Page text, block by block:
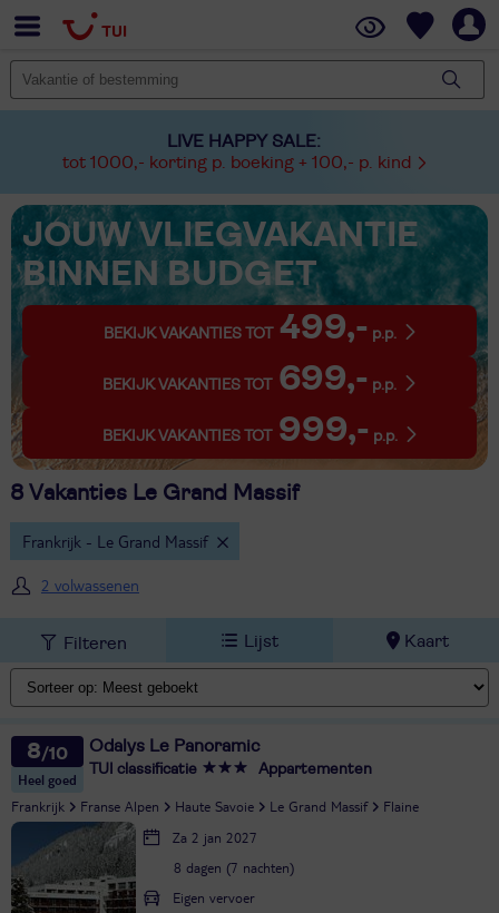
LIVE HAPPY SALE:
tot 1000,- korting p. boeking + 100,- p. kind
JOUW VLIEGVAKANTIE
BINNEN BUDGET
BEKIJK VAKANTIES TOT 499,- p.p.
BEKIJK VAKANTIES TOT 699,- p.p.
BEKIJK VAKANTIES TOT 999,- p.p.
8 Vakanties Le Grand Massif
Frankrijk - Le Grand Massif
2 volwassenen
Filteren Lijst Kaart
8
Heel goed
Odalys Le Panoramic
TUI classificatie Appartementen
Frankrijk Franse Alpen Haute Savoie Le Grand Massif Flaine
Za 2 jan 2027
8 dagen (7 nachten)
Eigen vervoer